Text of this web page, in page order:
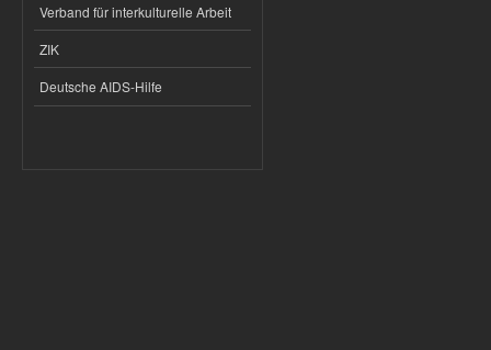
Verband für interkulturelle Arbeit
ZIK
Deutsche AIDS-Hilfe